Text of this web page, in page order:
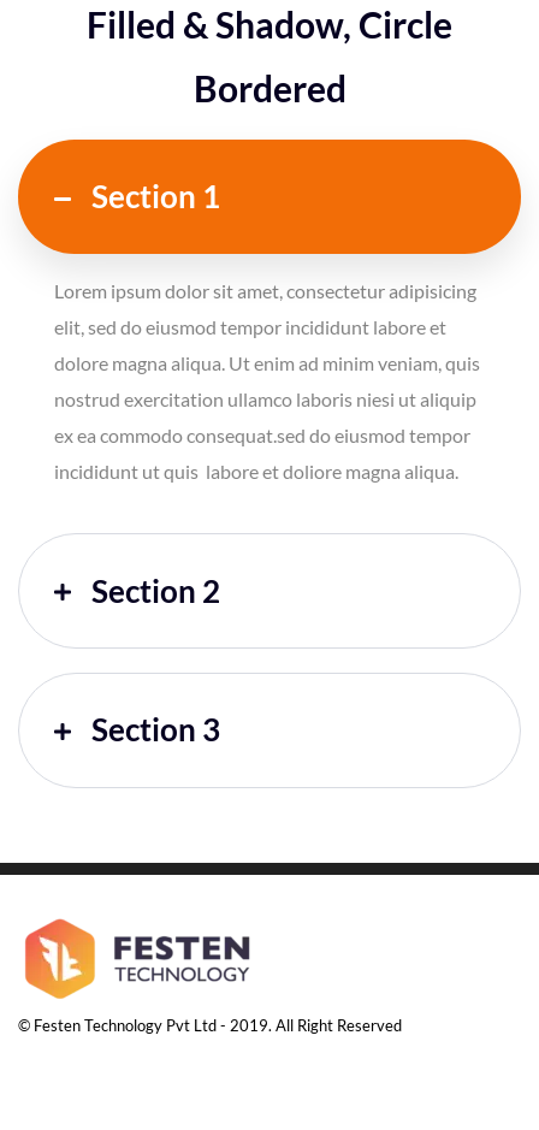
Filled & Shadow, Circle
Bordered
Section 1
Lorem ipsum dolor sit amet, consectetur adipisicing
elit, sed do eiusmod tempor incididunt labore et
dolore magna aliqua. Ut enim ad minim veniam, quis
nostrud exercitation ullamco laboris niesi ut aliquip
ex ea commodo consequat.sed do eiusmod tempor
incididunt ut quis labore et doliore magna aliqua.
Section 2
Section 3
© Festen Technology Pvt Ltd - 2019. All Right Reserved